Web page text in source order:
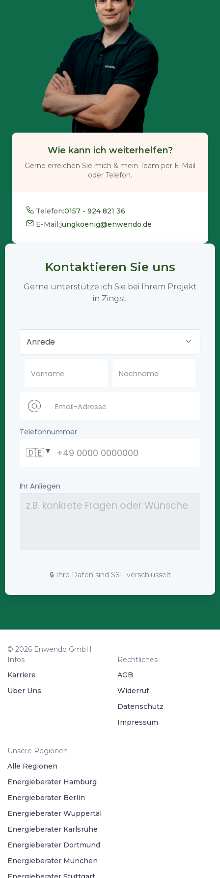
Wie kann ich weiterhelfen?
Gerne erreichen Sie mich & mein Team per E-Mail
oder Telefon.
Telefon:0157 - 924 821 36
E-Mail:jungkoenig@enwendo.de
Kontaktieren Sie uns
Gerne unterstütze ich Sie bei Ihrem Projekt
in Zingst.
🔒 Ihre Daten sind SSL-verschlüsselt
© 2026 Enwendo GmbH
Infos
Karriere
Über Uns
Rechtliches
AGB
Widerruf
Datenschutz
Impressum
Unsere Regionen
Alle Regionen
Energieberater Hamburg
Energieberater Berlin
Energieberater Wuppertal
Energieberater Karlsruhe
Energieberater Dortmund
Energieberater München